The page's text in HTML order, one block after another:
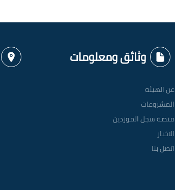
وثائق ومعلومات
عن الهيئه
المشروعات
منصة سجل الموردين
الاخبار
اتصل بنا